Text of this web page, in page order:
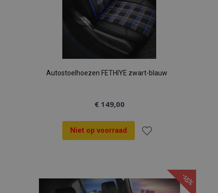
Autostoelhoezen FETHIYE zwart-blauw
€ 149,00
Niet op voorraad
aan
-15%